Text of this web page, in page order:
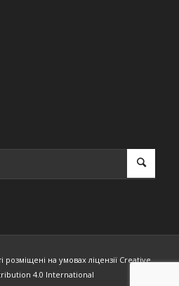
розміщені на умовах ліцензії Creative
4.0 International